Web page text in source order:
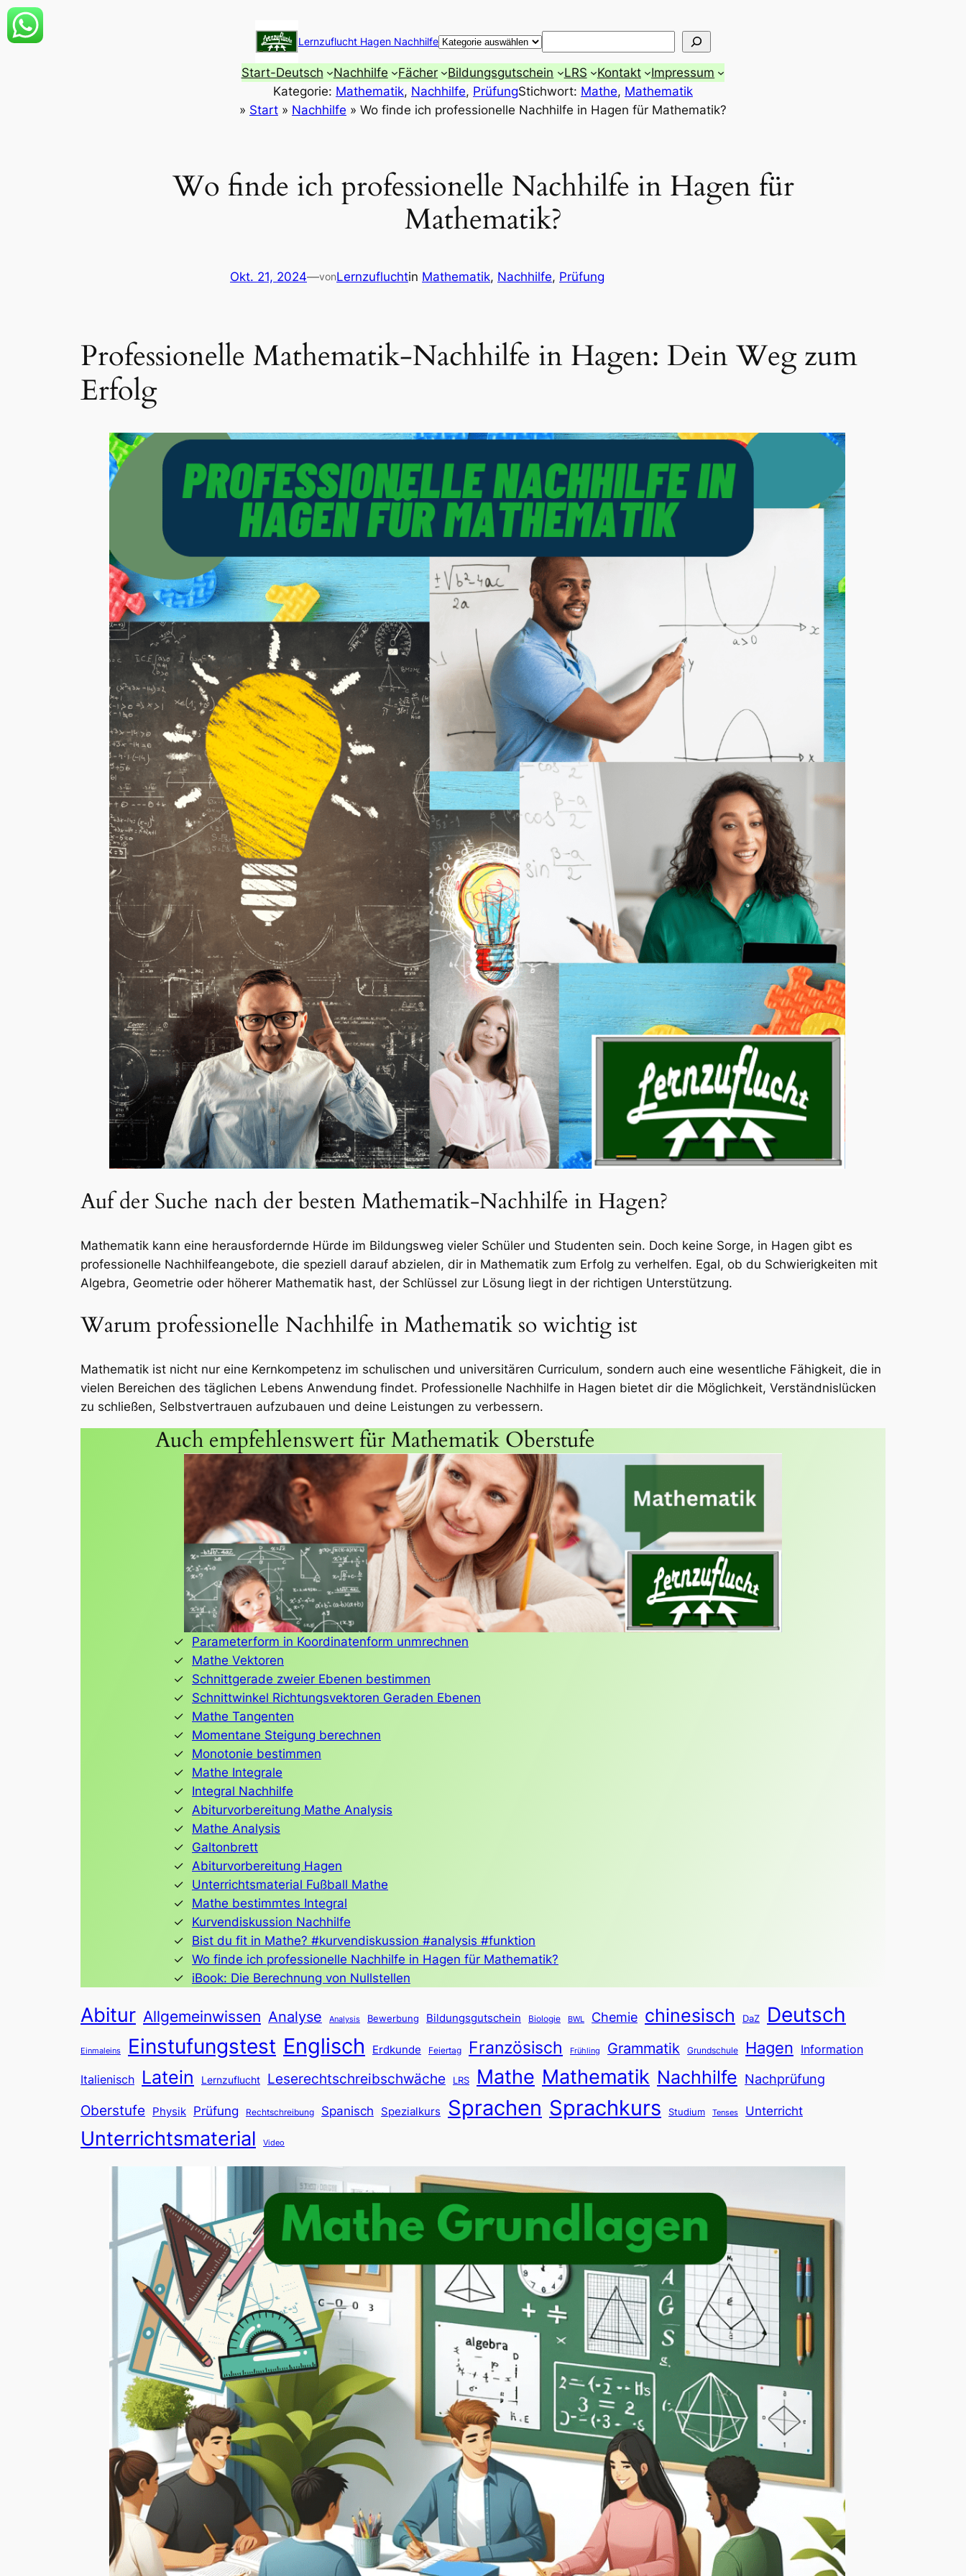
Zum
Inhalt
Lernzuflucht Hagen Nachhilfe Suchen
Start-Deutsch Nachhilfe Fächer Bildungsgutschein LRS Kontakt
Impressum
Kategorie: Mathematik, Nachhilfe, PrüfungStichwort: Mathe, Mathematik
» Start » Nachhilfe » Wo finde ich professionelle Nachhilfe in Hagen für Mathematik?
Wo finde ich professionelle Nachhilfe in Hagen für
Mathematik?
Okt. 21, 2024—vonLernzufluchtin Mathematik, Nachhilfe, Prüfung
Professionelle Mathematik-Nachhilfe in Hagen: Dein Weg zum
Erfolg
Auf der Suche nach der besten Mathematik-Nachhilfe in Hagen?
Mathematik kann eine herausfordernde Hürde im Bildungsweg vieler Schüler und Studenten sein. Doch keine Sorge, in Hagen gibt es
professionelle Nachhilfeangebote, die speziell darauf abzielen, dir in Mathematik zum Erfolg zu verhelfen. Egal, ob du Schwierigkeiten mit
Algebra, Geometrie oder höherer Mathematik hast, der Schlüssel zur Lösung liegt in der richtigen Unterstützung.
Warum professionelle Nachhilfe in Mathematik so wichtig ist
Mathematik ist nicht nur eine Kernkompetenz im schulischen und universitären Curriculum, sondern auch eine wesentliche Fähigkeit, die in
vielen Bereichen des täglichen Lebens Anwendung findet. Professionelle Nachhilfe in Hagen bietet dir die Möglichkeit, Verständnislücken
zu schließen, Selbstvertrauen aufzubauen und deine Leistungen zu verbessern.
Auch empfehlenswert für Mathematik Oberstufe
Parameterform in Koordinatenform unmrechnen
Mathe Vektoren
Schnittgerade zweier Ebenen bestimmen
Schnittwinkel Richtungsvektoren Geraden Ebenen
Mathe Tangenten
Momentane Steigung berechnen
Monotonie bestimmen
Mathe Integrale
Integral Nachhilfe
Abiturvorbereitung Mathe Analysis
Mathe Analysis
Galtonbrett
Abiturvorbereitung Hagen
Unterrichtsmaterial Fußball Mathe
Mathe bestimmtes Integral
Kurvendiskussion Nachhilfe
Bist du fit in Mathe? #kurvendiskussion #analysis #funktion
Wo finde ich professionelle Nachhilfe in Hagen für Mathematik?
iBook: Die Berechnung von Nullstellen
Abitur Allgemeinwissen Analyse Analysis Bewerbung Bildungsgutschein Biologie BWL Chemie chinesisch DaZ Deutsch
Einmaleins Einstufungstest Englisch Erdkunde Feiertag Französisch Frühling Grammatik Grundschule Hagen Information
Italienisch Latein Lernzuflucht Leserechtschreibschwäche LRS Mathe Mathematik Nachhilfe Nachprüfung
Oberstufe Physik Prüfung Rechtschreibung Spanisch Spezialkurs Sprachen Sprachkurs Studium Tenses Unterricht
Unterrichtsmaterial Video